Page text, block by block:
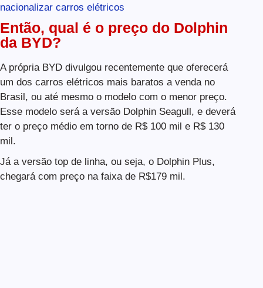
nacionalizar carros elétricos
Então, qual é o preço do Dolphin
da BYD?
A própria BYD divulgou recentemente que oferecerá
um dos carros elétricos mais baratos a venda no
Brasil, ou até mesmo o modelo com o menor preço.
Esse modelo será a versão Dolphin Seagull, e deverá
ter o preço médio em torno de R$ 100 mil e R$ 130
mil.
Já a versão top de linha, ou seja, o Dolphin Plus,
chegará com preço na faixa de R$179 mil.